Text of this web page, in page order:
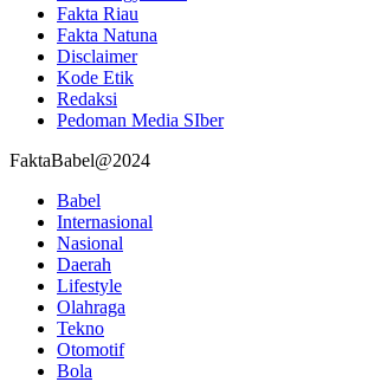
Fakta Riau
Fakta Natuna
Disclaimer
Kode Etik
Redaksi
Pedoman Media SIber
FaktaBabel@2024
Babel
Internasional
Nasional
Daerah
Lifestyle
Olahraga
Tekno
Otomotif
Bola